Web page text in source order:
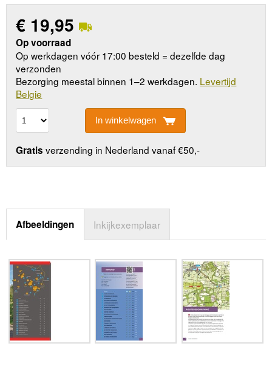
€ 19,95
Op voorraad
Op werkdagen vóór 17:00 besteld = dezelfde dag
verzonden
Bezorging meestal binnen 1–2 werkdagen. Levertijd
Belgie
In winkelwagen
Gratis verzending in Nederland vanaf €50,-
Afbeeldingen Inkijkexemplaar